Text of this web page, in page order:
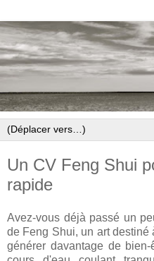
Un CV Feng Shui
rapide
Avez-vous déjà passé un
de Feng Shui, un art destiné
générer davantage de